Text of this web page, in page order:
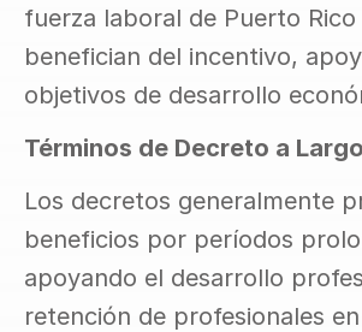
fuerza laboral de Puerto
benefician del incentivo,
objetivos de desarrollo
Términos de Decreto a
Los decretos generalmente
beneficios por períodos
apoyando el desarrollo
retención de profesionales